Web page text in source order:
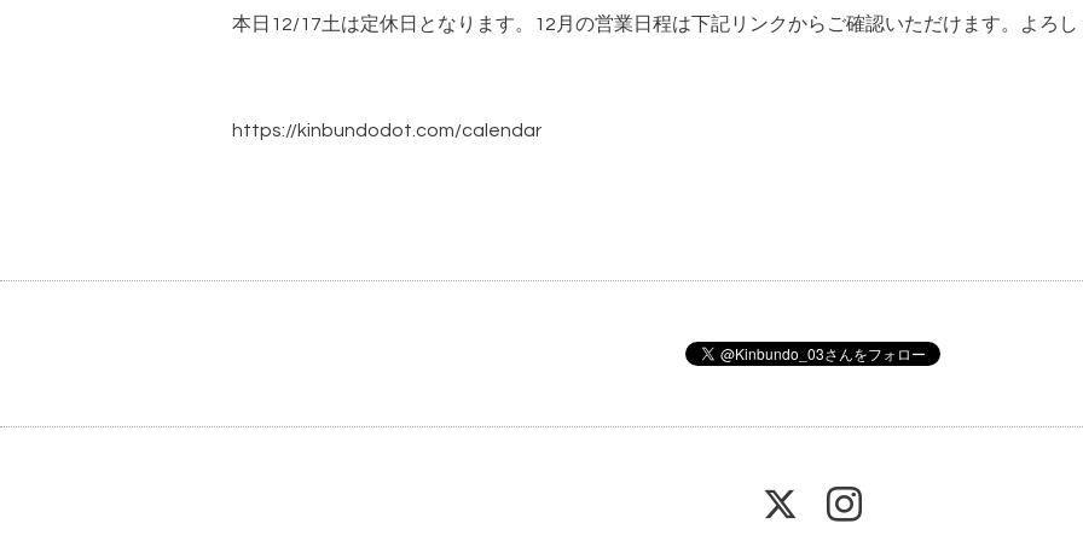
本日12/17土は定休日となります。12月の営業日程は下記リンクからご確認いただけます。よろし
https://kinbundodot.com/calendar